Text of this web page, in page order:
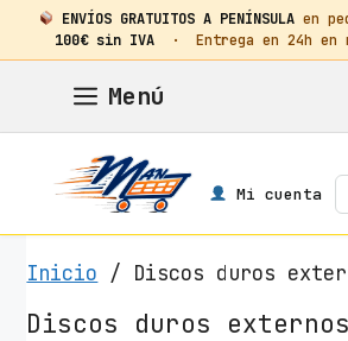
ENVÍOS GRATUITOS A PENÍNSULA en
100€ sin IVA· Entrega en 24h en
contenido
Menú
Mi cuenta
Inicio / Discos duros
Discos duros